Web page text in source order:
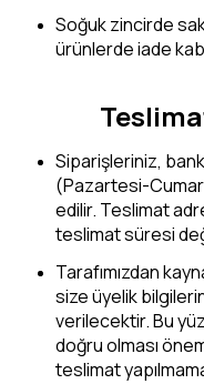
Soğuk zincirde
ürünlerde iade
Siparişleriniz,
(Pazartesi-
edilir. Teslimat
teslimat süresi
Tarafımızdan
size üyelik
verilecektir. Bu
doğru olması
teslimat